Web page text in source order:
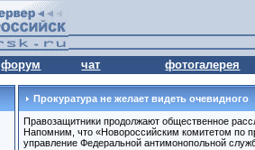
форум чат фотогалерея
Прокуратура не желает видеть очевидного
Правозащитники продолжают общественное
Напомним, что «Новороссийским комитетом по
управление Федеральной антимонопольной